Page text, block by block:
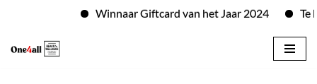
Winnaar Giftcard van het Jaar 2024 Te